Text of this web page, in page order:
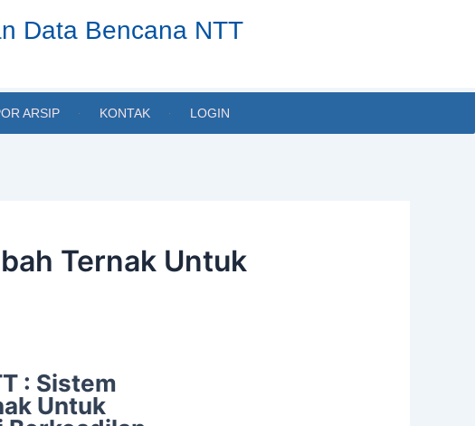
Data Bencana NTT
ARSIP KONTAK LOGIN
Ternak Untuk
: Sistem
Untuk